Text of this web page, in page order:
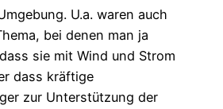
U.a. waren auch
bei denen man ja
sie mit Wind und Strom
dass kräftige
zur Unterstützung der